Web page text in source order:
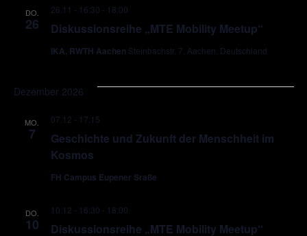
DO.
26 Diskussionsreihe „MTE Mobility Meetup“
26.11 - 16:30 - 18:00
IKA, RWTH Aachen Steinbachstr. 7, Aachen, Deutschland
Dezember 2026
MO.
7
Geschichte und Zukunft der Menschheit im
Kosmos
07.12 - 17:15
FH Campus Eupener Sraße
DO.
10 Diskussionsreihe „MTE Mobility Meetup“
10.12 - 16:30 - 18:00